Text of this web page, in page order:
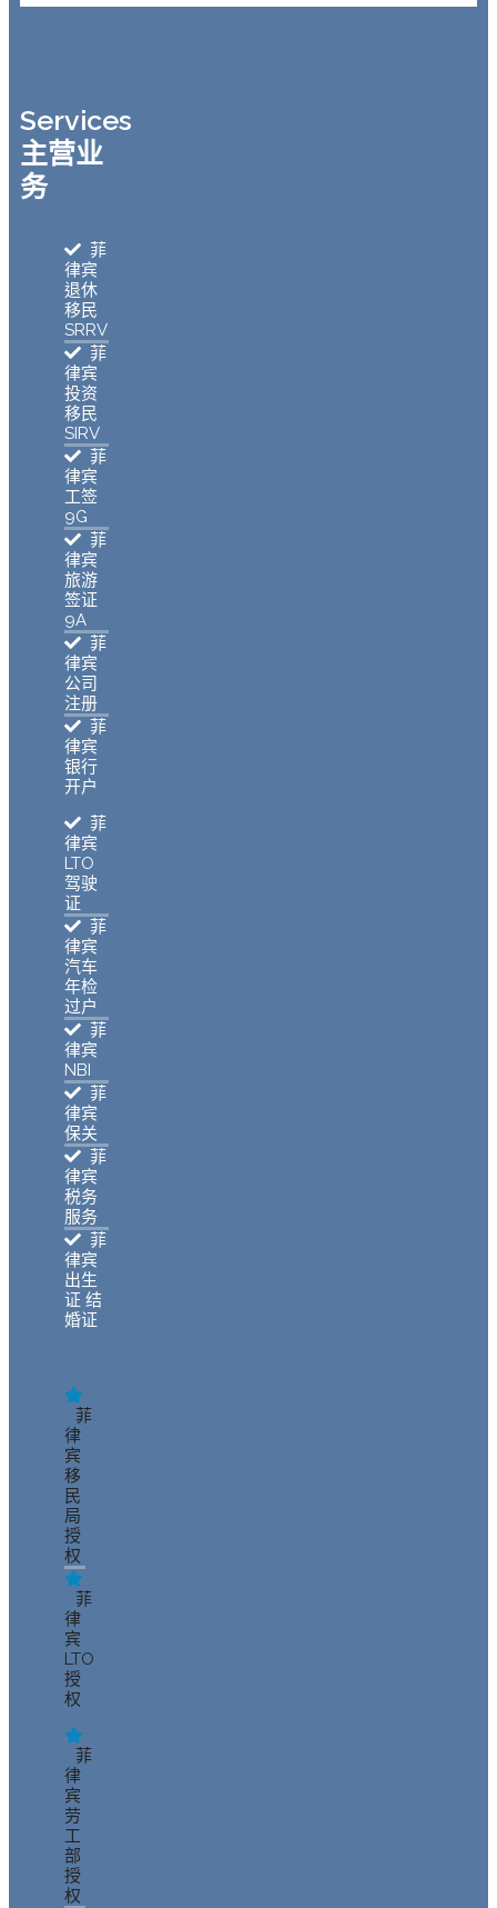
Services
主营业
务
菲
律宾
退休
移民
SRRV
菲
律宾
投资
移民
SIRV
菲
律宾
工签
9G
菲
律宾
旅游
签证
9A
菲
律宾
公司
注册
菲
律宾
银行
开户
菲
律宾
LTO
驾驶
证
菲
律宾
汽车
年检
过户
菲
律宾
NBI
菲
律宾
保关
菲
律宾
税务
服务
菲
律宾
出生
证 结
婚证
菲
律
宾
移
民
局
授
权
菲
律
宾
LTO
授
权
菲
律
宾
劳
工
部
授
权